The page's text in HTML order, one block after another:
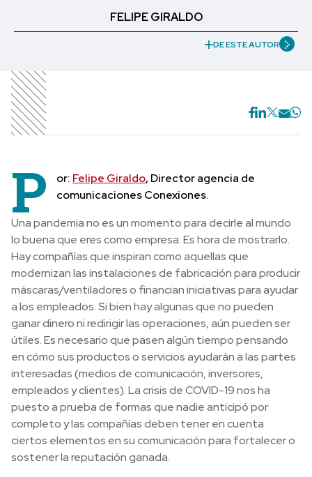
FELIPE GIRALDO
DE ESTE AUTOR
P or: Felipe Giraldo, Director agencia de
comunicaciones Conexiones.
Una pandemia no es un momento para decirle al mundo
lo buena que eres como empresa. Es hora de mostrarlo.
Hay compañías que inspiran como aquellas que
modernizan las instalaciones de fabricación para producir
máscaras/ventiladores o financian iniciativas para ayudar
a los empleados. Si bien hay algunas que no pueden
ganar dinero ni redirigir las operaciones, aún pueden ser
útiles. Es necesario que pasen algún tiempo pensando
en cómo sus productos o servicios ayudarán a las partes
interesadas (medios de comunicación, inversores,
empleados y clientes). La crisis de COVID-19 nos ha
puesto a prueba de formas que nadie anticipó por
completo y las compañías deben tener en cuenta
ciertos elementos en su comunicación para fortalecer o
sostener la reputación ganada.